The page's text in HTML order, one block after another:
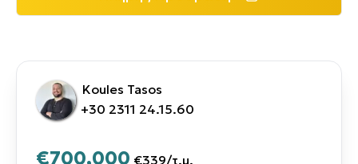
Koules Tasos
+30 2311 24.15.60
€700,000 €339/τ.μ.